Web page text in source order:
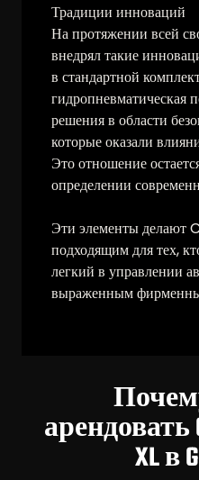
Традиции инноваций
На протяжении всей
внедрял такие
в стандартной
гидропневматическая
решения в области
которые оказали
Это отношение
определении
Эти элементы
подходящим для тех,
легкий в управлении
выраженным
арендовать
XL в